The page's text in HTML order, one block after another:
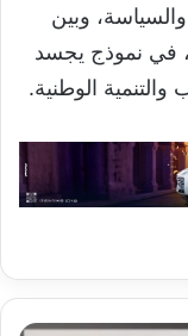
وبين
في نموذج يجسد
والتنمية الوطنية.